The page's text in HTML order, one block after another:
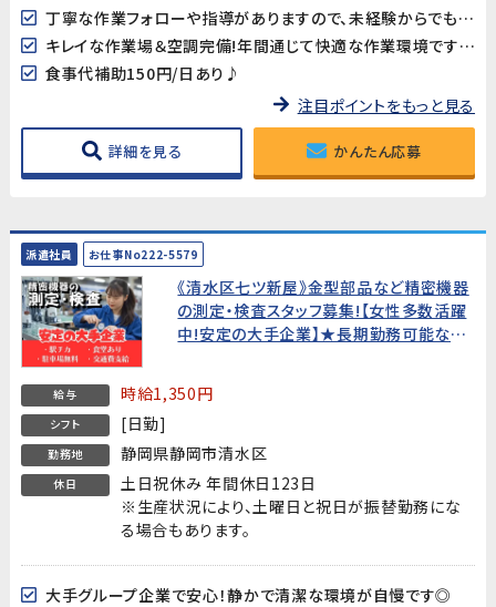
丁寧な作業フォローや指導がありますので、未経験からでも始め易い♪相談事もし易い環境です
キレイな作業場＆空調完備!年間通じて快適な作業環境です♪
食事代補助150円/日あり♪
注目ポイントをもっと見る
詳細を見る かんたん応募
派遣社員 お仕事No222-5579
《清水区七ツ新屋》金型部品など精密機器
の測定・検査スタッフ募集!【女性多数活躍
中!安定の大手企業】★長期勤務可能な方
給与 時給1,350円
シフト [日勤]
勤務地 静岡県静岡市清水区
休日
土日祝休み 年間休日123日
※生産状況により、土曜日と祝日が振替勤務にな
る場合もあります。
大手グループ企業で安心！静かで清潔な環境が自慢です◎